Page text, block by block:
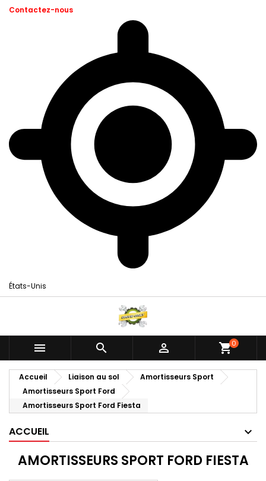
Contactez-nous
États-Unis
   shopping_cart0
Accueil Liaison au sol
Amortisseurs Sport
Amortisseurs Sport Ford
Amortisseurs Sport Ford Fiesta
ACCUEIL
AMORTISSEURS SPORT FORD FIESTA